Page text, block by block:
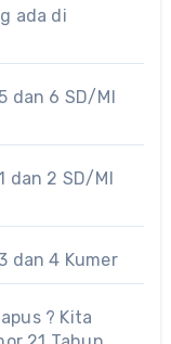
ada di
dan 6 SD/MI
dan 2 SD/MI
dan 4 Kumer
? Kita